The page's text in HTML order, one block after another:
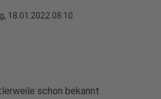
18.01.2022 08:10
schon bekannt